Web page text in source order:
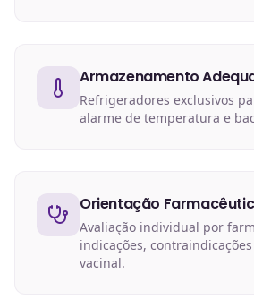
Armazenamento
Refrigeradores exclusivos
alarme de temperatura e
Orientação
Avaliação individual por
indicações,
vacinal.